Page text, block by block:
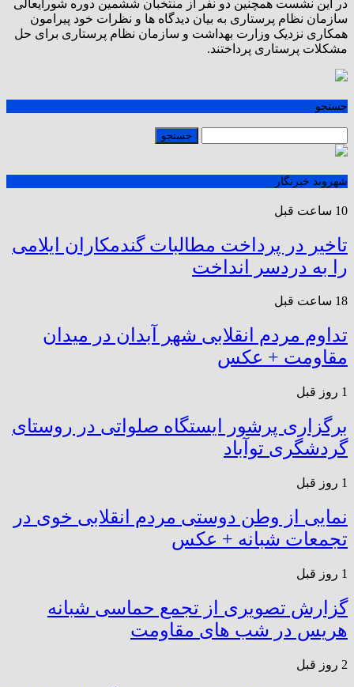
در این نشست همچنین دو نفر از منتخبان ششمین دوره شورایعالی
سازمان نظام پرستاری به بیان دیدگاه ها و نظرات خود پیرامون
همکاری نزدیک وزارت بهداشت و سازمان نظام پرستاری برای حل
مشکلات پرستاری پرداختند.
جستجو
شهروند خبرنگار
10 ساعت قبل
تاخیر در پرداخت مطالبات گندمکاران ایلامی
را به دردسر انداخت
18 ساعت قبل
تداوم مردم انقلابی شهر آبدان در میدان
مقاومت + عکس
1 روز قبل
برگزاری پرشور ایستگاه صلواتی در روستای
گردشگری توآباد
1 روز قبل
نمایی از وطن دوستی مردم انقلابی خوی در
تجمعات شبانه + عکس
1 روز قبل
گزارش تصویری از تجمع حماسی شبانه
هریس در شب های مقاومت
2 روز قبل